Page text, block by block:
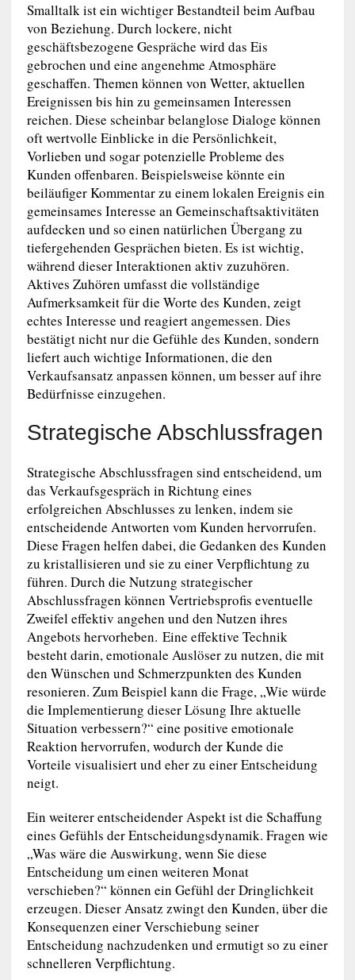
Smalltalk ist ein wichtiger Bestandteil beim Aufbau
von Beziehung. Durch lockere, nicht
geschäftsbezogene Gespräche wird das Eis
gebrochen und eine angenehme Atmosphäre
geschaffen. Themen können von Wetter, aktuellen
Ereignissen bis hin zu gemeinsamen Interessen
reichen. Diese scheinbar belanglose Dialoge können
oft wertvolle Einblicke in die Persönlichkeit,
Vorlieben und sogar potenzielle Probleme des
Kunden offenbaren. Beispielsweise könnte ein
beiläufiger Kommentar zu einem lokalen Ereignis ein
gemeinsames Interesse an Gemeinschaftsaktivitäten
aufdecken und so einen natürlichen Übergang zu
tiefergehenden Gesprächen bieten. Es ist wichtig,
während dieser Interaktionen aktiv zuzuhören.
Aktives Zuhören umfasst die vollständige
Aufmerksamkeit für die Worte des Kunden, zeigt
echtes Interesse und reagiert angemessen. Dies
bestätigt nicht nur die Gefühle des Kunden, sondern
liefert auch wichtige Informationen, die den
Verkaufsansatz anpassen können, um besser auf ihre
Bedürfnisse einzugehen.
Strategische Abschlussfragen
Strategische Abschlussfragen sind entscheidend, um
das Verkaufsgespräch in Richtung eines
erfolgreichen Abschlusses zu lenken, indem sie
entscheidende Antworten vom Kunden hervorrufen.
Diese Fragen helfen dabei, die Gedanken des Kunden
zu kristallisieren und sie zu einer Verpflichtung zu
führen. Durch die Nutzung strategischer
Abschlussfragen können Vertriebsprofis eventuelle
Zweifel effektiv angehen und den Nutzen ihres
Angebots hervorheben. Eine effektive Technik
besteht darin, emotionale Auslöser zu nutzen, die mit
den Wünschen und Schmerzpunkten des Kunden
resonieren. Zum Beispiel kann die Frage, „Wie würde
die Implementierung dieser Lösung Ihre aktuelle
Situation verbessern?“ eine positive emotionale
Reaktion hervorrufen, wodurch der Kunde die
Vorteile visualisiert und eher zu einer Entscheidung
neigt.
Ein weiterer entscheidender Aspekt ist die Schaffung
eines Gefühls der Entscheidungsdynamik. Fragen wie
„Was wäre die Auswirkung, wenn Sie diese
Entscheidung um einen weiteren Monat
verschieben?“ können ein Gefühl der Dringlichkeit
erzeugen. Dieser Ansatz zwingt den Kunden, über die
Konsequenzen einer Verschiebung seiner
Entscheidung nachzudenken und ermutigt so zu einer
schnelleren Verpflichtung.